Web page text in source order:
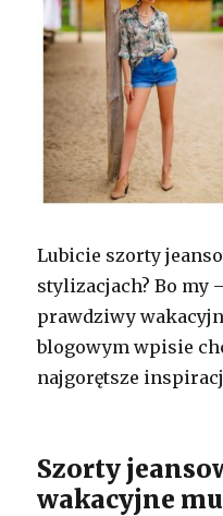
Lubicie szorty
stylizacjach? Bo my
prawdziwy
blogowym wpisie
najgorętsze
Szorty
wakacyjne